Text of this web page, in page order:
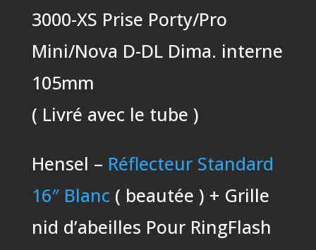
3000-XS Prise Porty/Pro
Mini/Nova D-DL Dima. interne
105mm
( Livré avec le tube )
Hensel – Réflecteur Standard
16″ Blanc ( beautée ) + Grille
nid d’abeilles Pour RingFlash